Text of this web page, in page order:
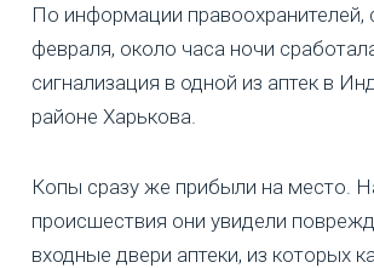
По информации правоохранителей,
февраля, около часа ночи
сигнализация в одной из аптек в
районе Харькова.
Копы сразу же прибыли на место.
происшествия они увидели
входные двери аптеки, из которых